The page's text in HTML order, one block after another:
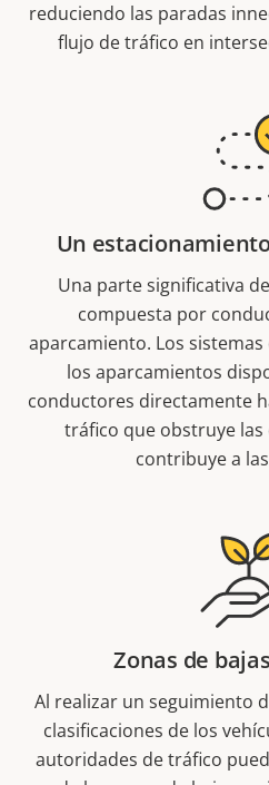
reduciendo las paradas
flujo de tráfico en
Un
Una parte significativa
compuesta por
aparcamiento. Los
los aparcamientos
conductores directamente
tráfico que obstruye las
contribuye a
Zonas de
Al realizar un seguimiento
clasificaciones de los
autoridades de tráfico